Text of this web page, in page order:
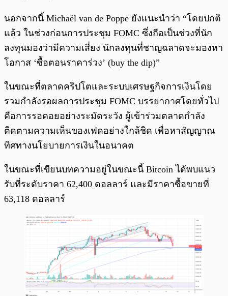
นอกจากนี้ Michaël van de Poppe ยังแนะนำว่า “โดยปกติ
แล้ว ในช่วงก่อนการประชุม FOMC ซึ่งถือเป็นช่วงที่นัก
ลงทุนมองว่ามีความเสี่ยง นักลงทุนที่ชาญฉลาดจะมองหา
โอกาส ‘ซื้อตอนราคาร่วง’ (buy the dip)”
ในขณะที่ตลาดคริปโตและระบบเศรษฐกิจการเงินโดย
รวมกำลังรอผลการประชุม FOMC บรรยากาศโดยทั่วไป
คือการรอคอยอย่างระมัดระวัง ผู้เข้าร่วมตลาดกำลัง
ติดตามความเห็นของเฟดอย่างใกล้ชิด เพื่อหาสัญญาณ
ทิศทางนโยบายการเงินในอนาคต
ในขณะที่เขียนบทความอยู่ในขณะนี้ Bitcoin ได้พบแนว
รับที่ระดับราคา 62,400 ดอลลาร์ และมีราคาซื้อขายที่
63,118 ดอลลาร์